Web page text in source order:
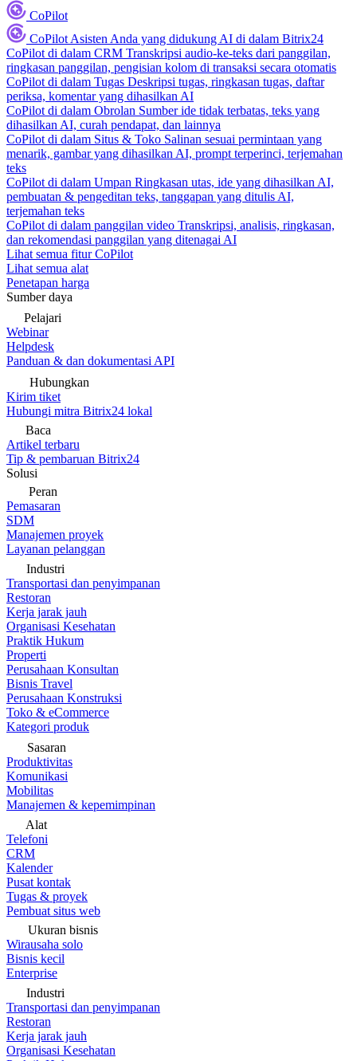
CoPilot
CoPilot Asisten Anda yang didukung AI di dalam Bitrix24
CoPilot di dalam CRM Transkripsi audio-ke-teks dari panggilan,
ringkasan panggilan, pengisian kolom di transaksi secara otomatis
CoPilot di dalam Tugas Deskripsi tugas, ringkasan tugas, daftar
periksa, komentar yang dihasilkan AI
CoPilot di dalam Obrolan Sumber ide tidak terbatas, teks yang
dihasilkan AI, curah pendapat, dan lainnya
CoPilot di dalam Situs & Toko Salinan sesuai permintaan yang
menarik, gambar yang dihasilkan AI, prompt terperinci, terjemahan
teks
CoPilot di dalam Umpan Ringkasan utas, ide yang dihasilkan AI,
pembuatan & pengeditan teks, tanggapan yang ditulis AI,
terjemahan teks
CoPilot di dalam panggilan video Transkripsi, analisis, ringkasan,
dan rekomendasi panggilan yang ditenagai AI
Lihat semua fitur CoPilot
Lihat semua alat
Penetapan harga
Sumber daya
Pelajari
Webinar
Helpdesk
Panduan & dan dokumentasi API
Hubungkan
Kirim tiket
Hubungi mitra Bitrix24 lokal
Baca
Artikel terbaru
Tip & pembaruan Bitrix24
Solusi
Peran
Pemasaran
SDM
Manajemen proyek
Layanan pelanggan
Industri
Transportasi dan penyimpanan
Restoran
Kerja jarak jauh
Organisasi Kesehatan
Praktik Hukum
Properti
Perusahaan Konsultan
Bisnis Travel
Perusahaan Konstruksi
Toko & eCommerce
Kategori produk
Sasaran
Produktivitas
Komunikasi
Mobilitas
Manajemen & kepemimpinan
Alat
Telefoni
CRM
Kalender
Pusat kontak
Tugas & proyek
Pembuat situs web
Ukuran bisnis
Wirausaha solo
Bisnis kecil
Enterprise
Industri
Transportasi dan penyimpanan
Restoran
Kerja jarak jauh
Organisasi Kesehatan